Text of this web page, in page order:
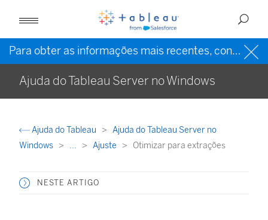
Para obter as informações mais recentes, consulte a
Ajuda do Tableau Server no Windows
Ajuda do Tableau
Ajuda do Tableau Server no
Windows
... Ajuste Otimizar para extrações
NESTE ARTIGO